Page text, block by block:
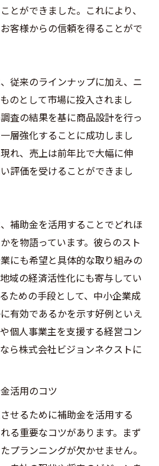
とができました。これにより、
客様からの信頼を得ることがで
従来のラインナップに加え、ニ
のとして市場に投入されまし
査の結果を基に商品設計を行っ
層強化することに成功しまし
れ、売上は前年比で大幅に伸
評価を受けることができまし
補助金を活用することでどれほ
を物語っています。彼らのスト
にも希望と具体的な取り組みの
域の経済活性化にも寄与してい
ための手段として、中小企業成
有効であるかを示す好例といえ
個人事業主を支援する経営コン
ら株式会社ビジョンネクストに
活用のコツ
せるために補助金を活用する
る重要なコツがあります。まず
プランニングが欠かせません。